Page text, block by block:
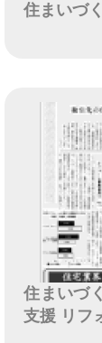
住まいづ
住まいづ
支援 リフ